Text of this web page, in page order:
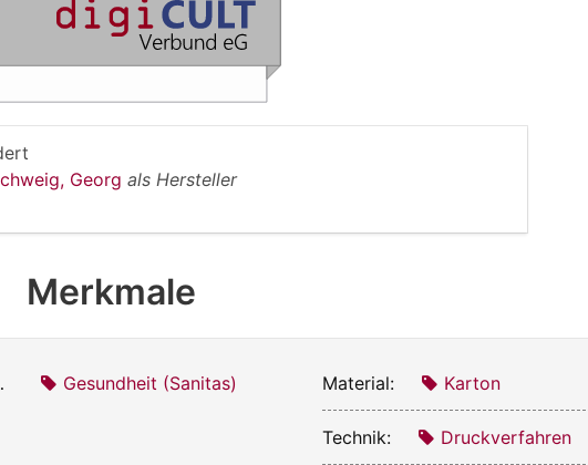
Georg als Hersteller
Merkmale
Gesundheit (Sanitas) Material: Karton
Technik: Druckverfahren